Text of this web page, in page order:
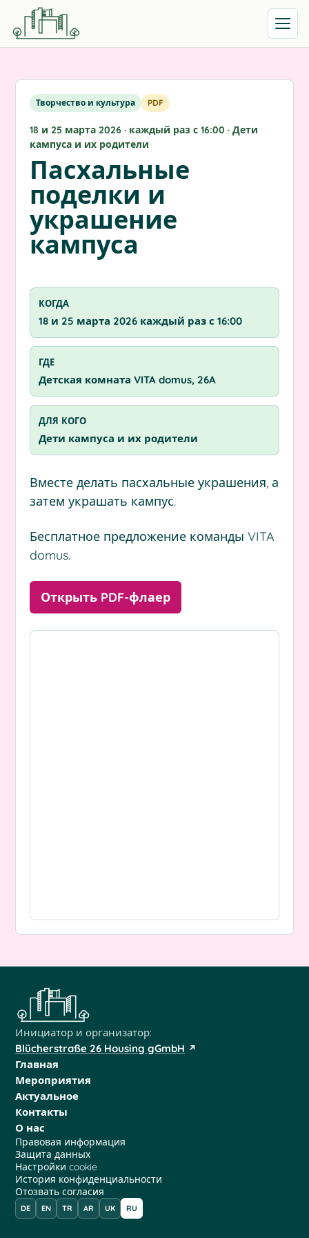
Творчество и культура PDF
18 и 25 марта 2026 · каждый раз с 16:00 · Дети
кампуса и их родители
Пасхальные
поделки и
украшение
кампуса
КОГДА
18 и 25 марта 2026 каждый раз с 16:00
ГДЕ
Детская комната VITA domus, 26A
ДЛЯ КОГО
Дети кампуса и их родители
Вместе делать пасхальные украшения, а
затем украшать кампус.
Бесплатное предложение команды VITA
domus.
Открыть PDF-флаер
Инициатор и организатор:
Blücherstraße 26 Housing gGmbH
Главная
Мероприятия
Актуальное
Контакты
О нас
Правовая информация
Защита данных
Настройки cookie
История конфиденциальности
Отозвать согласия
DE EN TR AR UK RU